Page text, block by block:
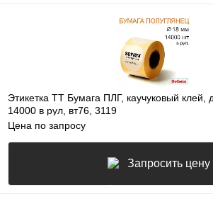
Этикетка ТТ Бумага ПЛГ, каучуковый клей,
14000 в рул, вт76, 3119
Цена по запросу
Запросить цену